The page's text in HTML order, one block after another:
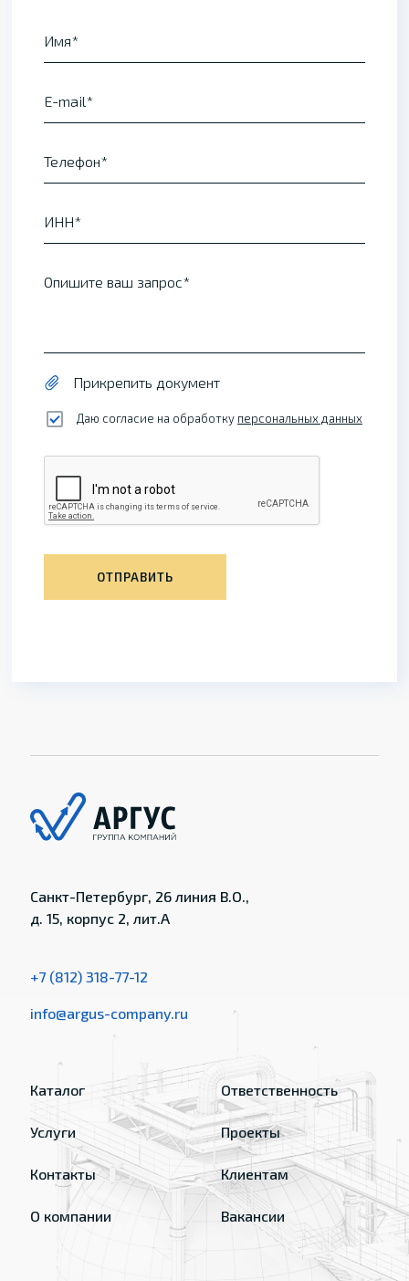
Имя
E-mail
Телефон
ИНН
Опишите ваш запрос
Прикрепить документ
Даю согласие на обработку персональных данных
ОТПРАВИТЬ
Санкт-Петербург, 26 линия В.О.,
д. 15, корпус 2, лит.А
+7 (812) 318-77-12
info@argus-company.ru
Каталог
Услуги
Контакты
О компании
Ответственность
Проекты
Клиентам
Вакансии